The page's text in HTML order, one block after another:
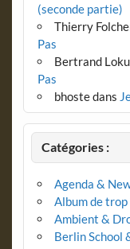
(seconde partie)
Thierry
Pas
Bertrand
Pas
bhostedans
Catégories :
Agenda &
Album de trop
Ambient &
Berlin School